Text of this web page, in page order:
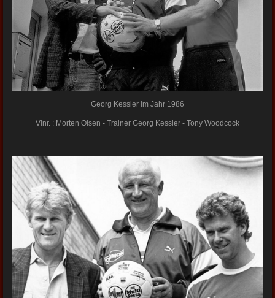
Georg Kessler im Jahr 1986
Vlnr. : Morten Olsen - Trainer Georg Kessler - Tony Woodcock